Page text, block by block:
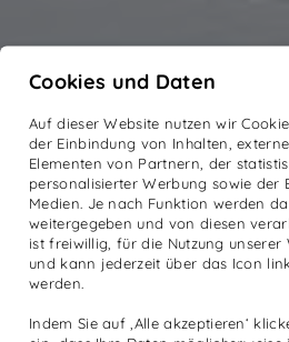
Cookies und Daten
Auf dieser Website nutzen wir
der Einbindung von Inhalten,
Elementen von Partnern, der
personalisierter Werbung sowie der
Medien. Je nach Funktion werden
weitergegeben und von diesen
ist freiwillig, für die Nutzung
und kann jederzeit über das Icon
werden.
Indem Sie auf ‚Alle akzeptieren‘